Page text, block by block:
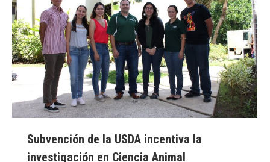
Subvención de la USDA incentiva la
investigación en Ciencia Animal